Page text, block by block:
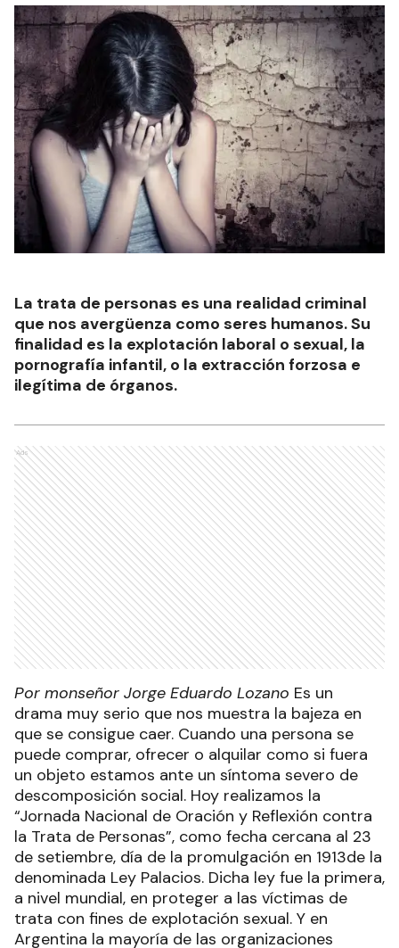
La trata de personas es una realidad criminal
que nos avergüenza como seres humanos. Su
finalidad es la explotación laboral o sexual, la
pornografía infantil, o la extracción forzosa e
ilegítima de órganos.
Ads
Por monseñor Jorge Eduardo Lozano Es un
drama muy serio que nos muestra la bajeza en
que se consigue caer. Cuando una persona se
puede comprar, ofrecer o alquilar como si fuera
un objeto estamos ante un síntoma severo de
descomposición social. Hoy realizamos la
“Jornada Nacional de Oración y Reflexión contra
la Trata de Personas”, como fecha cercana al 23
de setiembre, día de la promulgación en 1913de la
denominada Ley Palacios. Dicha ley fue la primera,
a nivel mundial, en proteger a las víctimas de
trata con fines de explotación sexual. Y en
Argentina la mayoría de las organizaciones